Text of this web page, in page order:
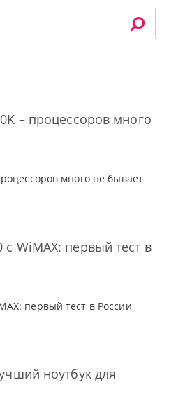
– процессоров много
много не бывает
с WiMAX: первый тест в
первый тест в России
ноутбук для